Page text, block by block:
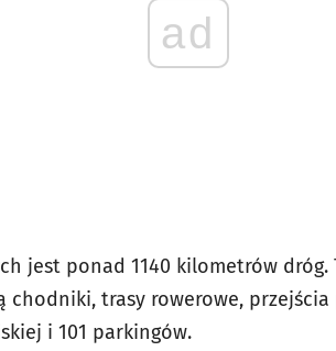
ad
jest ponad 1140 kilometrów dróg.
chodniki, trasy rowerowe,
i 101 parkingów.